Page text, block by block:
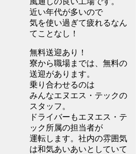
近い年代が多いので
気を使い過ぎて疲れるなん
てことなし！
無料送迎あり！
寮から職場までは、無料の
送迎があります。
乗り合わせるのは
みんなエヌエス・テックの
スタッフ。
ドライバーもエヌエス・テ
ック所属の担当者が
運転します。社内の雰囲気
は和気あいあいとしていて